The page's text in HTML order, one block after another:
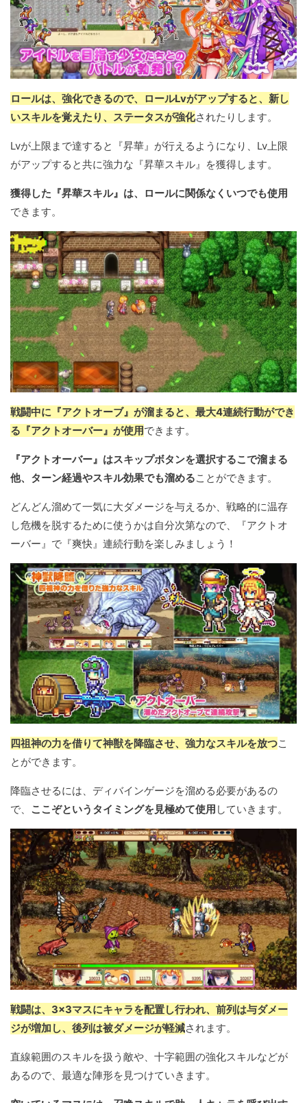
ロールは、強化できるので、ロールLvがアップすると、新し
いスキルを覚えたり、ステータスが強化されたりします。
Lvが上限まで達すると『昇華』が行えるようになり、Lv上限
がアップすると共に強力な『昇華スキル』を獲得します。
獲得した『昇華スキル』は、ロールに関係なくいつでも使用
できます。
戦闘中に『アクトオーブ』が溜まると、最大4連続行動ができ
る『アクトオーバー』が使用できます。
『アクトオーバー』はスキップボタンを選択するこで溜まる
他、ターン経過やスキル効果でも溜めることができます。
どんどん溜めて一気に大ダメージを与えるか、戦略的に温存
し危機を脱するために使うかは自分次第なので、『アクトオ
ーバー』で『爽快』連続行動を楽しみましょう！
四祖神の力を借りて神獣を降臨させ、強力なスキルを放つこ
とができます。
降臨させるには、ディバインゲージを溜める必要があるの
で、 ここぞというタイミングを見極めて使用 していきます。
戦闘は、3×3マスにキャラを配置し行われ、前列は与ダメー
ジが増加し、後列は被ダメージが軽減されます。
直線範囲のスキルを扱う敵や、十字範囲の強化スキルなどが
あるので、最適な陣形を見つけていきます。